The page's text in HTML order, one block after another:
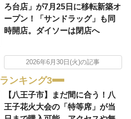
ろ台店」が7月25日に移転新築オ
ープン！「サンドラッグ」も同
時開店。ダイソーは閉店へ
2026年6月30日(火)の記事
ランキング3
【八王子市】まだ間に合う！八
王子花火大会の「特等席」が当